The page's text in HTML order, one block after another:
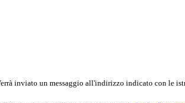
inviato un messaggio all'indirizzo indicato con le